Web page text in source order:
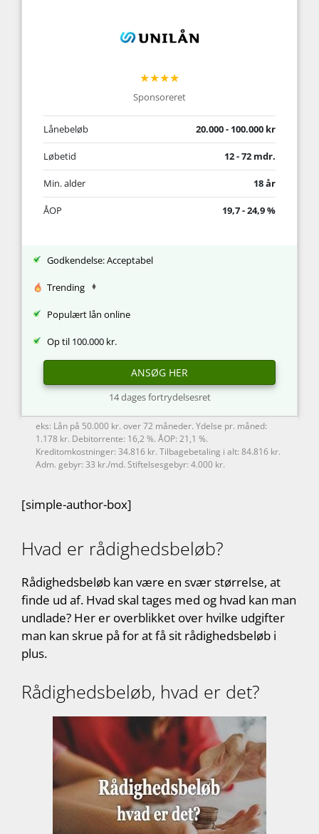
★★★★
Sponsoreret
Lånebeløb 20.000 - 100.000 kr
Løbetid 12 - 72 mdr.
Min. alder 18 år
ÅOP 19,7 - 24,9 %
Godkendelse: Acceptabel
Trending
Populært lån online
Op til 100.000 kr.
ANSØG HER
14 dages fortrydelsesret
eks: Lån på 50.000 kr. over 72 måneder. Ydelse pr. måned:
1.178 kr. Debitorrente: 16,2 %. ÅOP: 21,1 %.
Kreditomkostninger: 34.816 kr. Tilbagebetaling i alt: 84.816 kr.
Adm. gebyr: 33 kr./md. Stiftelsesgebyr: 4.000 kr.
[simple-author-box]
Hvad er rådighedsbeløb?
Rådighedsbeløb kan være en svær størrelse, at
finde ud af. Hvad skal tages med og hvad kan man
undlade? Her er overblikket over hvilke udgifter
man kan skrue på for at få sit rådighedsbeløb i
plus.
Rådighedsbeløb, hvad er det?